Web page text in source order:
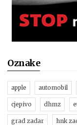
Oznake
apple automobil
cjepivo dhmz
grad zadar hnk